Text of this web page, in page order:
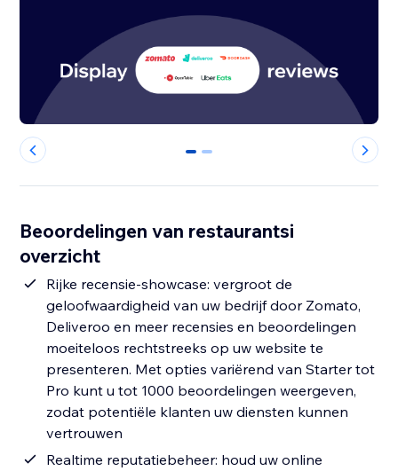
0 1
Beoordelingen van restaurantsi
overzicht
Rijke recensie-showcase: vergroot de
geloofwaardigheid van uw bedrijf door Zomato,
Deliveroo en meer recensies en beoordelingen
moeiteloos rechtstreeks op uw website te
presenteren. Met opties variërend van Starter tot
Pro kunt u tot 1000 beoordelingen weergeven,
zodat potentiële klanten uw diensten kunnen
vertrouwen
Realtime reputatiebeheer: houd uw online